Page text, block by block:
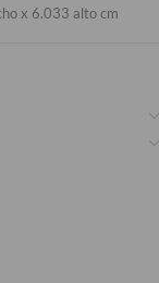
x 6.033 alto cm